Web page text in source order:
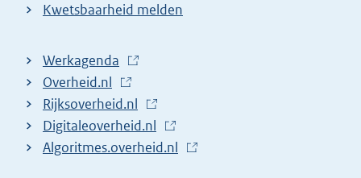
Kwetsbaarheid melden
Werkagenda
E
x
t
e
Overheid.nl
E
x
t
Rijksoverheid.nl
E
x
Digitaleoverheid.nl
E
Algoritmes.overheid.nl